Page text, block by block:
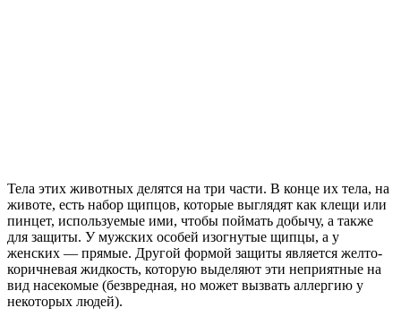
Тела этих животных делятся на три части. В конце их тела, на
животе, есть набор щипцов, которые выглядят как клещи или
пинцет, используемые ими, чтобы поймать добычу, а также
для защиты. У мужских особей изогнутые щипцы, а у
женских — прямые. Другой формой защиты является желто-
коричневая жидкость, которую выделяют эти неприятные на
вид насекомые (безвредная, но может вызвать аллергию у
некоторых людей).